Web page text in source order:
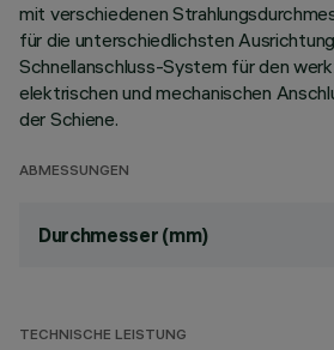
mit verschiedenen
für die unterschiedlichsten
Schnellanschluss-System für den
elektrischen und mechanischen
der Schiene.
ABMESSUNGEN
Durchmesser (mm)
TECHNISCHE LEISTUNG